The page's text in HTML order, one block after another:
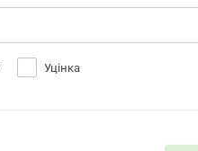
Уцінка